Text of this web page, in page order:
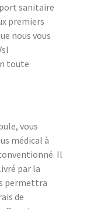
sanitaire
premiers
nous vous
toute
vous
médical à
Il
par la
permettra
de